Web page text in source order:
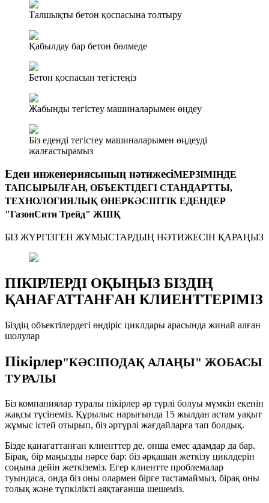
Талшықты бетон қоспасына толтыру
Қабылдау бар бетон бөлмеде
Бетон қоспасын тегістеңіз
Жабынды тегістеу машиналарымен өңдеу
Біз еденді тегістеу машиналарымен өңдеуді
жалғастырамыз
Еден инженериясының нәтижесіМЕРЗІМІНДЕ
ТАПСЫРЫЛҒАН, ОБЪЕКТІДЕГІ СТАНДАРТТЫ,
ТЕХНОЛОГИЯЛЫҚ ӨНЕРКӘСІПТІК ЕДЕНДЕР
"ГазонСити Трейд" ЖШҚ
БІЗ ЖҮРГІЗГЕН ЖҰМЫСТАРДЫҢ НӘТИЖЕСІН ҚАРАҢЫЗ
ПІКІРЛЕРДІ ОҚЫҢЫЗ БІЗДІҢ
ҚАНАҒАТТАНҒАН КЛИЕНТТЕРІМІЗ
Біздің объектілердегі өндіріс циклдары арасында жинай алған
шолулар
Пікірлер"КӘСІПОДАҚ АЛАҢЫ" ЖОБАСЫ
ТУРАЛЫ
Біз компаниялар туралы пікірлер әр түрлі болуы мүмкін екенін
жақсы түсінеміз. Құрылыс нарығында 15 жылдан астам уақыт
жұмыс істей отырып, біз әртүрлі жағдайларға тап болдық.
Бізде қанағаттанған клиенттер де, онша емес адамдар да бар.
Бірақ, бір маңызды нәрсе бар: біз әрқашан жеткізу циклдерін
соңына дейін жеткіземіз. Егер клиентте проблемалар
туындаса, онда біз оны олармен бірге тастамаймыз, бірақ оны
толық және түпкілікті аяқтағанша шешеміз.